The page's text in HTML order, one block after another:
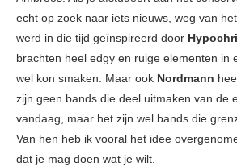
echt op zoek naar iets nieuws, weg van
werd in die tijd geïnspireerd door
brachten heel edgy en ruige elementen in
wel kon smaken. Maar ook Nordmann
zijn geen bands die deel uitmaken van de
vandaag, maar het zijn wel bands die
Van hen heb ik vooral het idee
dat je mag doen wat je wilt.